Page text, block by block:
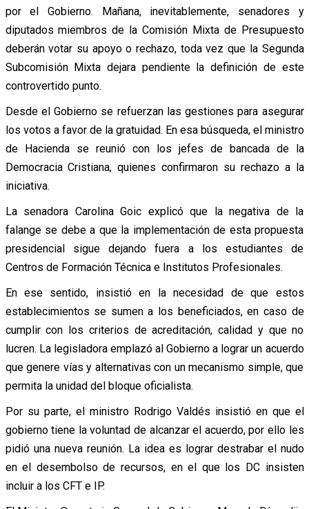
por el Gobierno. Mañana, inevitablemente, senadores y
diputados miembros de la Comisión Mixta de Presupuesto
deberán votar su apoyo o rechazo, toda vez que la Segunda
Subcomisión Mixta dejara pendiente la definición de este
controvertido punto.
Desde el Gobierno se refuerzan las gestiones para asegurar
los votos a favor de la gratuidad. En esa búsqueda, el ministro
de Hacienda se reunió con los jefes de bancada de la
Democracia Cristiana, quienes confirmaron su rechazo a la
iniciativa.
La senadora Carolina Goic explicó que la negativa de la
falange se debe a que la implementación de esta propuesta
presidencial sigue dejando fuera a los estudiantes de
Centros de Formación Técnica e Institutos Profesionales.
En ese sentido, insistió en la necesidad de que estos
establecimientos se sumen a los beneficiados, en caso de
cumplir con los criterios de acreditación, calidad y que no
lucren. La legisladora emplazó al Gobierno a lograr un acuerdo
que genere vías y alternativas con un mecanismo simple, que
permita la unidad del bloque oficialista.
Por su parte, el ministro Rodrigo Valdés insistió en que el
gobierno tiene la voluntad de alcanzar el acuerdo, por ello les
pidió una nueva reunión. La idea es lograr destrabar el nudo
en el desembolso de recursos, en el que los DC insisten
incluir a los CFT e IP.